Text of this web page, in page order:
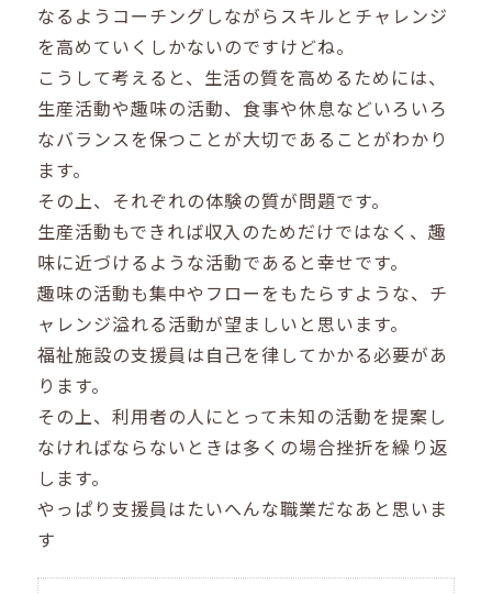
なるようコーチングしながらスキルとチャレンジ
を高めていくしかないのですけどね。
こうして考えると、生活の質を高めるためには、
生産活動や趣味の活動、食事や休息などいろいろ
なバランスを保つことが大切であることがわかり
ます。
その上、それぞれの体験の質が問題です。
生産活動もできれば収入のためだけではなく、趣
味に近づけるような活動であると幸せです。
趣味の活動も集中やフローをもたらすような、チ
ャレンジ溢れる活動が望ましいと思います。
福祉施設の支援員は自己を律してかかる必要があ
ります。
その上、利用者の人にとって未知の活動を提案し
なければならないときは多くの場合挫折を繰り返
します。
やっぱり支援員はたいへんな職業だなあと思いま
す